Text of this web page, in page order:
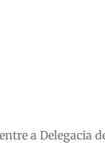
a Delegacia